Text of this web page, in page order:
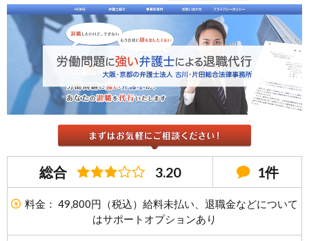
総合 3.20 1件
料金： 49,800円（税込）給料未払い、退職金などについて
はサポートオプションあり